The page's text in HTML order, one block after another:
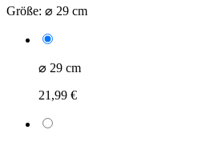
Größe: ⌀ 29 cm
⌀ 29 cm
21,99 €